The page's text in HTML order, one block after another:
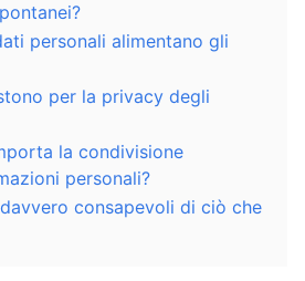
personali alimentano gli
per la privacy degli
la condivisione
personali?
consapevoli di ciò che